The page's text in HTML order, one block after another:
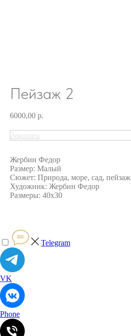
Пейзаж 2
6000,00 р.
Заказать
Жербин Федор
Размер: Малый
Сюжет: Природа, море, сад, пейзаж
Художник: Жербин Федор
Размеры: 40х30
Telegram
VK
Phone